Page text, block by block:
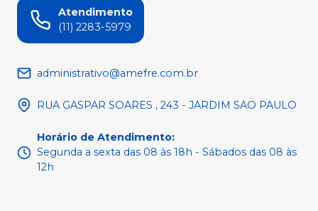
Atendimento
(11) 2283-5979
administrativo@amefre.com.br
RUA GASPAR SOARES , 243 - JARDIM SAO PAULO
Horário de Atendimento:
Segunda a sexta das 08 às 18h - Sábados das 08 às
12h